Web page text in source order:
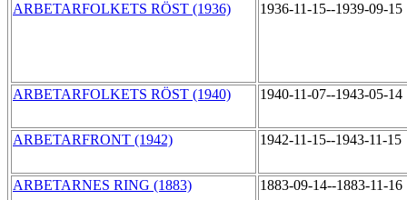
ARBETARFOLKETS RÖST (1936) 1936-11-15--1939-09-15
ARBETARFOLKETS RÖST (1940) 1940-11-07--1943-05-14
ARBETARFRONT (1942) 1942-11-15--1943-11-15
ARBETARNES RING (1883) 1883-09-14--1883-11-16